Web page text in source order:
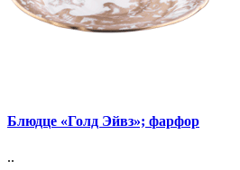
Блюдце «Голд Эйвз»; фарфор
..